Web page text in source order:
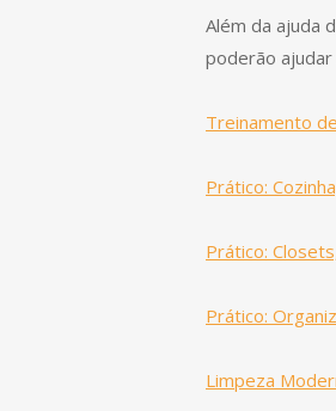
Além da ajuda
poderão ajudar
Treinamento
Prático:
Prático:
Prático:
Limpeza